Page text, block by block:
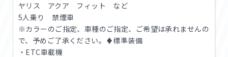
ヤリス アクア フィット など
5人乗り 禁煙車
※カラーのご指定、車種のご指定、ご希望は承れませんの
で、予めご了承ください。♦標準装備
・ETC車載機